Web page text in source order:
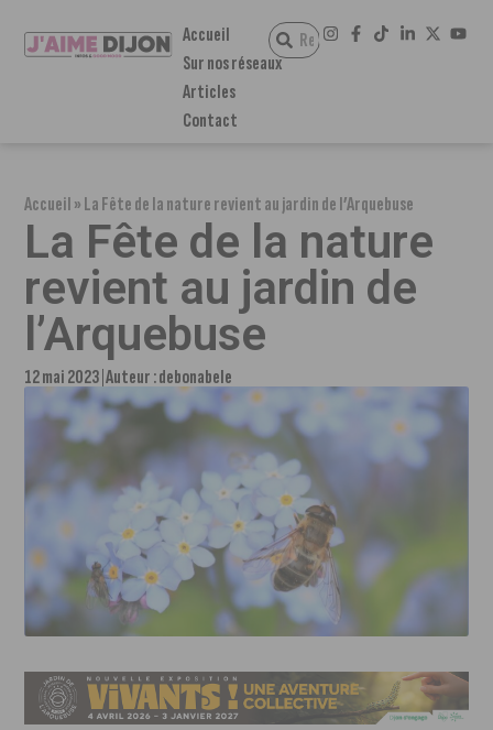
Accueil
Sur nos réseaux
Articles
Contact
Accueil»La Fête de la nature revient au jardin de l’Arquebuse
La Fête de la nature
revient au jardin de
l’Arquebuse
12 mai 2023 Auteur :debonabele